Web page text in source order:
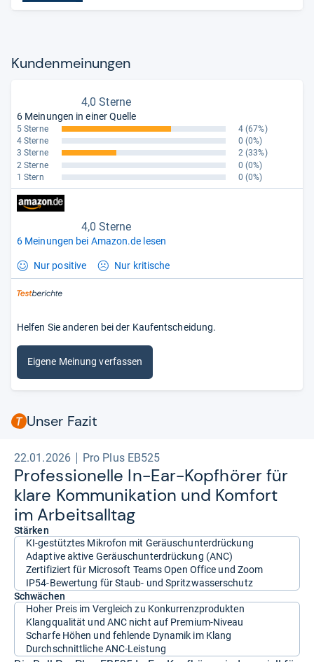
Kun­den­mei­nun­gen
4,0 Sterne
6 Meinungen in einer Quelle
5 Sterne 4 (67%)
4 Sterne
0 (0%)
3 Sterne
2 (33%)
2 Sterne
0 (0%)
1 Stern
0 (0%)
4,0 Sterne
6 Meinungen bei Amazon.de lesen
Nur positive Nur kritische
Helfen Sie anderen bei der Kaufentscheidung.
Eigene Meinung verfassen
Unser Fazit
22.01.2026 Pro Plus EB525
Pro­fes­sio­nelle In-​Ear-​Kopf­hö­rer für
klare Kom­mu­ni­ka­tion und Kom­fort
im Arbeit­sall­tag
Stärken
KI-gestütztes Mikrofon mit Geräuschunterdrückung
Adaptive aktive Geräuschunterdrückung (ANC)
Zertifiziert für Microsoft Teams Open Office und Zoom
IP54-Bewertung für Staub- und Spritzwasserschutz
Schwächen
Hoher Preis im Vergleich zu Konkurrenzprodukten
Klangqualität und ANC nicht auf Premium-Niveau
Scharfe Höhen und fehlende Dynamik im Klang
Durchschnittliche ANC-Leistung